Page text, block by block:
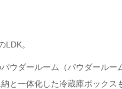
LDK。
ウダールーム（パウダールー
と一体化した冷蔵庫ボック